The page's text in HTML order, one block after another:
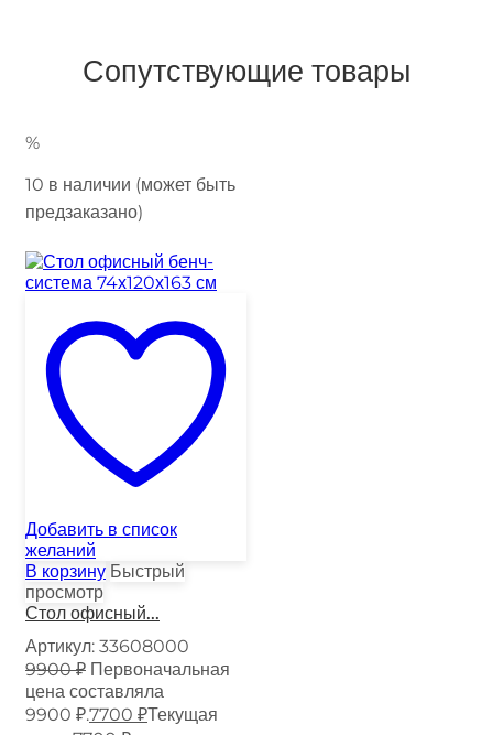
Сопутствующие товары
%
10 в наличии (может быть
предзаказано)
Добавить в список
желаний
В корзину Быстрый
просмотр
Стол офисный...
Артикул: 33608000
9900₽ Первоначальная
цена составляла
9900 ₽.7700 ₽Текущая